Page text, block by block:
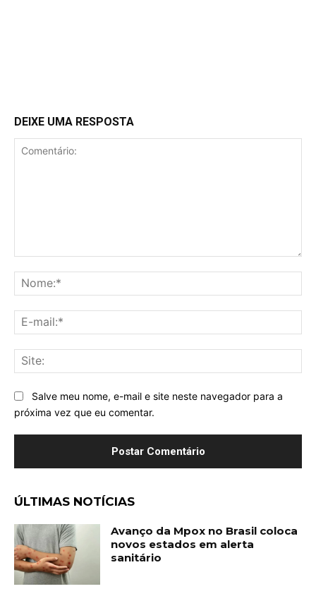
DEIXE UMA RESPOSTA
Salve meu nome, e-mail e site neste navegador para a
próxima vez que eu comentar.
ÚLTIMAS NOTÍCIAS
Avanço da Mpox no Brasil coloca
novos estados em alerta
sanitário